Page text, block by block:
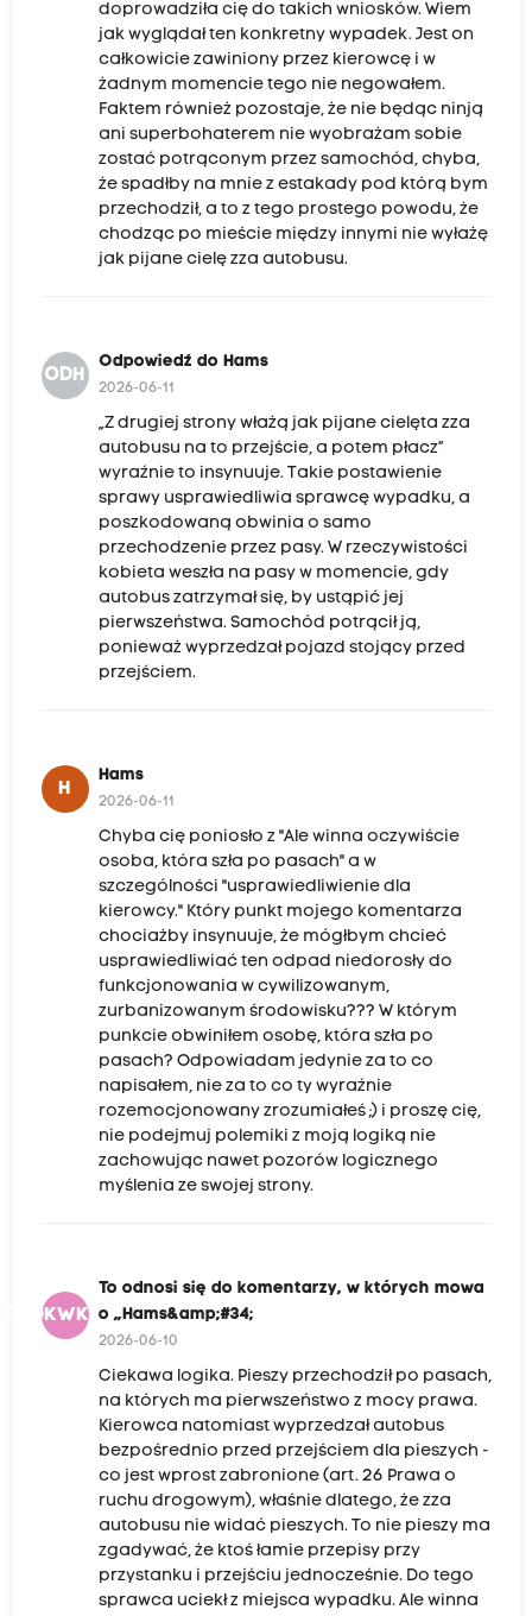
doprowadziła cię do takich wniosków. Wiem
jak wyglądał ten konkretny wypadek. Jest on
całkowicie zawiniony przez kierowcę i w
żadnym momencie tego nie negowałem.
Faktem również pozostaje, że nie będąc ninją
ani superbohaterem nie wyobrażam sobie
zostać potrąconym przez samochód, chyba,
że spadłby na mnie z estakady pod którą bym
przechodził, a to z tego prostego powodu, że
chodząc po mieście między innymi nie wyłażę
jak pijane cielę zza autobusu.
ODH
Odpowiedź do Hams
2026-06-11
„Z drugiej strony włażą jak pijane cielęta zza
autobusu na to przejście, a potem płacz”
wyraźnie to insynuuje. Takie postawienie
sprawy usprawiedliwia sprawcę wypadku, a
poszkodowaną obwinia o samo
przechodzenie przez pasy. W rzeczywistości
kobieta weszła na pasy w momencie, gdy
autobus zatrzymał się, by ustąpić jej
pierwszeństwa. Samochód potrącił ją,
ponieważ wyprzedzał pojazd stojący przed
przejściem.
H
Hams
2026-06-11
Chyba cię poniosło z "Ale winna oczywiście
osoba, która szła po pasach" a w
szczególności "usprawiedliwienie dla
kierowcy." Który punkt mojego komentarza
chociażby insynuuje, że mógłbym chcieć
usprawiedliwiać ten odpad niedorosły do
funkcjonowania w cywilizowanym,
zurbanizowanym środowisku??? W którym
punkcie obwiniłem osobę, która szła po
pasach? Odpowiadam jedynie za to co
napisałem, nie za to co ty wyraźnie
rozemocjonowany zrozumiałeś ;) i proszę cię,
nie podejmuj polemiki z moją logiką nie
zachowując nawet pozorów logicznego
myślenia ze swojej strony.
To odnosi się do komentarzy, w których mowa
o „Hams&amp;#34;
2026-06-10
Ciekawa logika. Pieszy przechodził po pasach,
na których ma pierwszeństwo z mocy prawa.
Kierowca natomiast wyprzedzał autobus
bezpośrednio przed przejściem dla pieszych -
co jest wprost zabronione (art. 26 Prawa o
ruchu drogowym), właśnie dlatego, że zza
autobusu nie widać pieszych. To nie pieszy ma
zgadywać, że ktoś łamie przepisy przy
przystanku i przejściu jednocześnie. Do tego
sprawca uciekł z miejsca wypadku. Ale winna